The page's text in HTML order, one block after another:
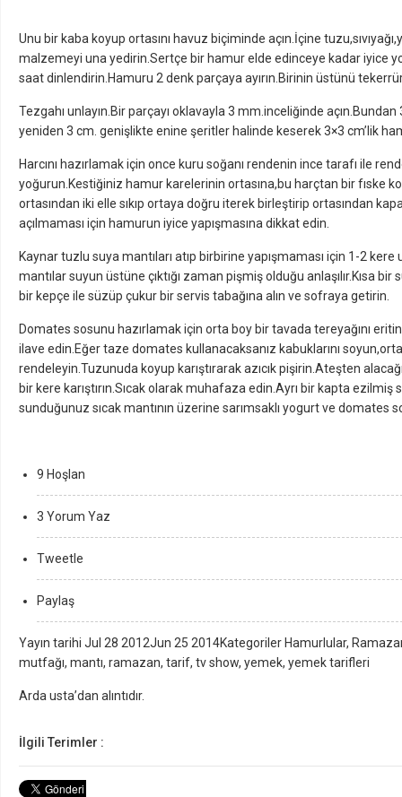
Unu bir kaba koyup ortasını havuz biçiminde açın.İçine
malzemeyi una yedirin.Sertçe bir hamur elde edinceye kadar iyice
saat dinlendirin.Hamuru 2 denk parçaya ayırın.Birinin üstünü
Tezgahı unlayın.Bir parçayı oklavayla 3 mm.inceliğinde
yeniden 3 cm. genişlikte enine şeritler halinde keserek 3×3 cm’lik
Harcını hazırlamak için once kuru soğanı rendenin ince tarafı ile
yoğurun.Kestiğiniz hamur karelerinin ortasına,bu harçtan bir fıske
ortasından iki elle sıkıp ortaya doğru iterek birleştirip ortasından
açılmaması için hamurun iyice yapışmasına dikkat edin.
Kaynar tuzlu suya mantıları atıp birbirine yapışmaması için 1-2 kere
mantılar suyun üstüne çıktığı zaman pişmiş olduğu anlaşılır.Kısa
bir kepçe ile süzüp çukur bir servis tabağına alın ve sofraya getirin.
Domates sosunu hazırlamak için orta boy bir tavada tereyağını
ilave edin.Eğer taze domates kullanacaksanız kabuklarını
rendeleyin.Tuzunuda koyup karıştırarak azıcık pişirin.Ateşten
bir kere karıştırın.Sıcak olarak muhafaza edin.Ayrı bir kapta ezilmiş
sunduğunuz sıcak mantının üzerine sarımsaklı yogurt ve domates
9 Hoşlan
3 Yorum Yaz
Tweetle
Paylaş
Yayın tarihi Jul 28 2012Jun 25 2014Kategoriler Hamurlular,
mutfağı, mantı, ramazan, tarif, tv show, yemek, yemek tarifleri
Arda usta’dan alıntıdır.
İlgili Terimler :